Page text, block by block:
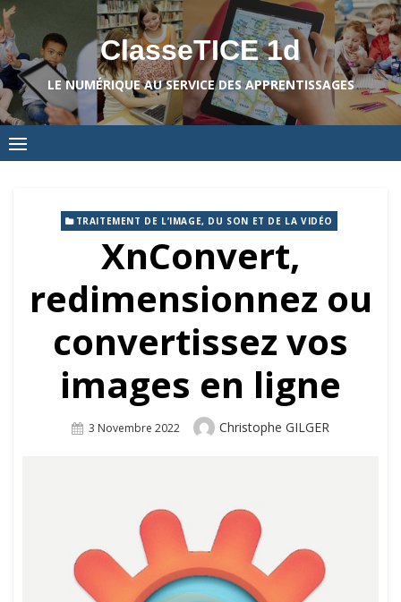
Skip
to
content
ClasseTICE 1d
LE NUMÉRIQUE AU SERVICE DES APPRENTISSAGES
TRAITEMENT DE L’IMAGE, DU SON ET DE LA VIDÉO
XnConvert,
redimensionnez ou
convertissez vos
images en ligne
Posted
3 Novembre 2022 Author
Christophe GILGER